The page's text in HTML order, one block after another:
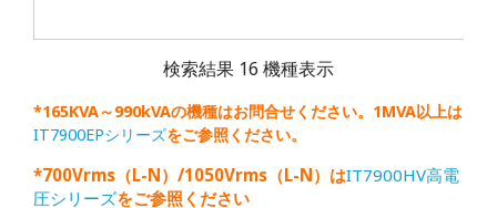
検索結果 16 機種表示
*165KVA～990kVAの機種はお問合せください。1MVA以上は
IT7900EPシリーズをご参照ください。
*700Vrms（L-N）/1050Vrms（L-N）はIT7900HV高電
圧シリーズをご参照ください